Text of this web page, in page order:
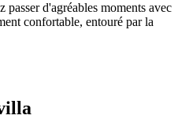
passer d'agréables moments avec
confortable, entouré par la